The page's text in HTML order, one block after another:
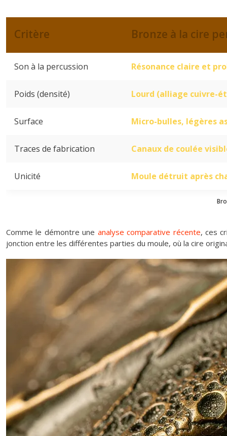
Critère Bronze à la cire
Son à la percussion Résonance claire et
Poids (densité) Lourd (alliage cuivre-
Surface Micro-bulles, légères
Traces de fabrication Canaux de coulée
Unicité Moule détruit après
Comme le démontre une analyse comparative récente, ces
jonction entre les différentes parties du moule, où la cire